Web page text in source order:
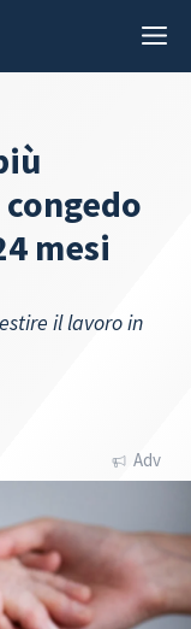
mesi
il lavoro in
Adv